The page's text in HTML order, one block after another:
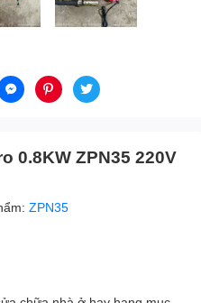
0.8KW ZPN35 220V
ZPN35